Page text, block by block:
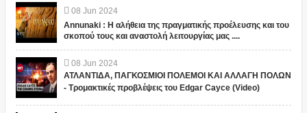
08 Jun 2024
Annunaki : Η αλήθεια της πραγματικής προέλευσης και του
σκοπού τους και αναστολή λειτουργίας μας ....
08 Jun 2024
ΑΤΛΑΝΤΙΔΑ, ΠΑΓΚΟΣΜΙΟΙ ΠΟΛΕΜΟΙ ΚΑΙ ΑΛΛΑΓΗ ΠΟΛΩΝ
- Τρομακτικές προβλέψεις του Edgar Cayce (Video)